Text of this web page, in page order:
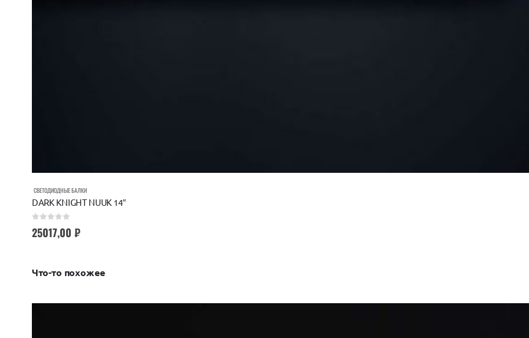
СВЕТОДИОДНЫЕ БАЛКИ
DARK KNIGHT NUUK 14″
25017,00 ₽
Что-то похожее